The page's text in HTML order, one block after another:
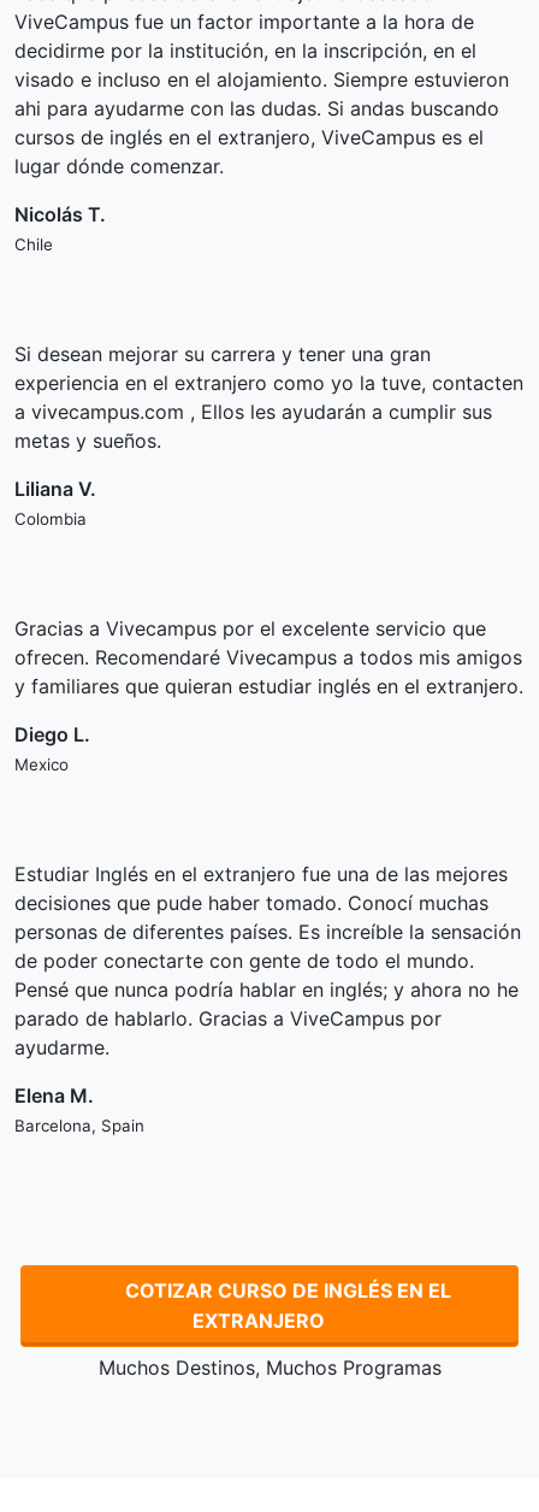
ViveCampus fue un factor importante a la hora de
decidirme por la institución, en la inscripción, en el
visado e incluso en el alojamiento. Siempre estuvieron
ahi para ayudarme con las dudas. Si andas buscando
cursos de inglés en el extranjero, ViveCampus es el
lugar dónde comenzar.
Nicolás T.
Chile
Si desean mejorar su carrera y tener una gran
experiencia en el extranjero como yo la tuve, contacten
a vivecampus.com , Ellos les ayudarán a cumplir sus
metas y sueños.
Liliana V.
Colombia
Gracias a Vivecampus por el excelente servicio que
ofrecen. Recomendaré Vivecampus a todos mis amigos
y familiares que quieran estudiar inglés en el extranjero.
Diego L.
Mexico
Estudiar Inglés en el extranjero fue una de las mejores
decisiones que pude haber tomado. Conocí muchas
personas de diferentes países. Es increíble la sensación
de poder conectarte con gente de todo el mundo.
Pensé que nunca podría hablar en inglés; y ahora no he
parado de hablarlo. Gracias a ViveCampus por
ayudarme.
Elena M.
Barcelona, Spain
COTIZAR CURSO DE INGLÉS EN EL
EXTRANJERO
Muchos Destinos, Muchos Programas